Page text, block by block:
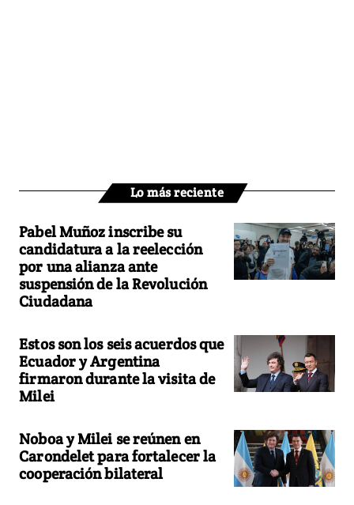
Lo más reciente
Pabel Muñoz inscribe su
candidatura a la reelección
por una alianza ante
suspensión de la Revolución
Ciudadana
Estos son los seis acuerdos que
Ecuador y Argentina
firmaron durante la visita de
Milei
Noboa y Milei se reúnen en
Carondelet para fortalecer la
cooperación bilateral